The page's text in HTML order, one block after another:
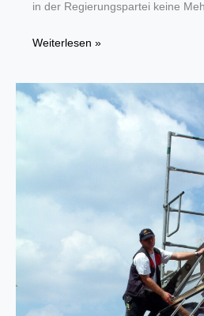
in der Regierungspartei keine
CDU/CSU-
für
Solartechnik-
Weiterlesen »